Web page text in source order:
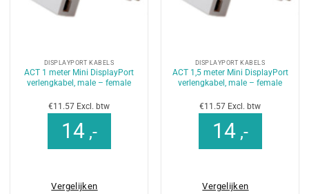
DISPLAYPORT KABELS
ACT 1 meter Mini DisplayPort
verlengkabel, male – female
€11.57 Excl. btw
14,-
Vergelijken
DISPLAYPORT KABELS
ACT 1,5 meter Mini DisplayPort
verlengkabel, male – female
€11.57 Excl. btw
14,-
Vergelijken